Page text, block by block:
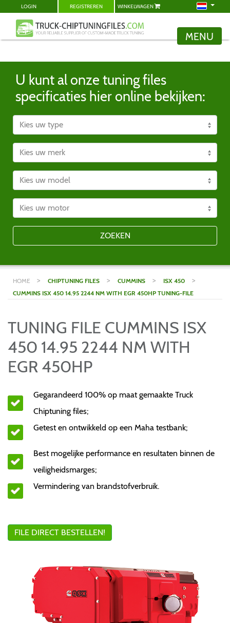
LOGIN REGISTREREN WINKELWAGEN
MENU
U kunt al onze tuning files
specificaties hier online bekijken:
ZOEKEN
HOME > CHIPTUNING FILES > CUMMINS > ISX 450 >
CUMMINS ISX 450 14.95 2244 NM WITH EGR 450HP TUNING-FILE
TUNING FILE CUMMINS ISX
450 14.95 2244 NM WITH
EGR 450HP
Gegarandeerd 100% op maat gemaakte Truck
Chiptuning files;
Getest en ontwikkeld op een Maha testbank;
Best mogelijke performance en resultaten binnen de
veiligheidsmarges;
Vermindering van brandstofverbruik.
FILE DIRECT BESTELLEN!